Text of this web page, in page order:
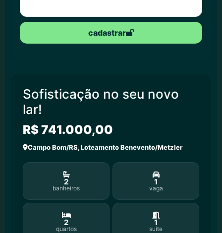
cadastrar
Sofisticação no seu novo
lar!
R$ 741.000,00
Campo Bom/RS, Loteamento Benevento/Metzler
2
banheiros
1
vaga
2
quartos
1
suíte